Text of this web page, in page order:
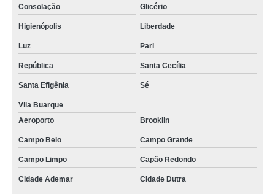
Consolação Glicério
Higienópolis Liberdade
Luz Pari
República Santa Cecília
Santa Efigênia Sé
Vila Buarque
Aeroporto
Brooklin
Campo Belo Campo Grande
Campo Limpo Capão Redondo
Cidade Ademar Cidade Dutra